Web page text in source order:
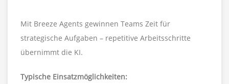
Mit Breeze Agents gewinnen Teams Zeit für
strategische Aufgaben – repetitive Arbeitsschritte
übernimmt die KI.
Typische Einsatzmöglichkeiten: